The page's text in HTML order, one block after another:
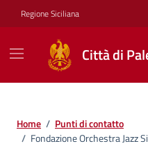
Vai ai contenuti
Vai al footer
Regione Siciliana
Città di
Home / Punti di contatto
/ Fondazione Orchestra Jazz